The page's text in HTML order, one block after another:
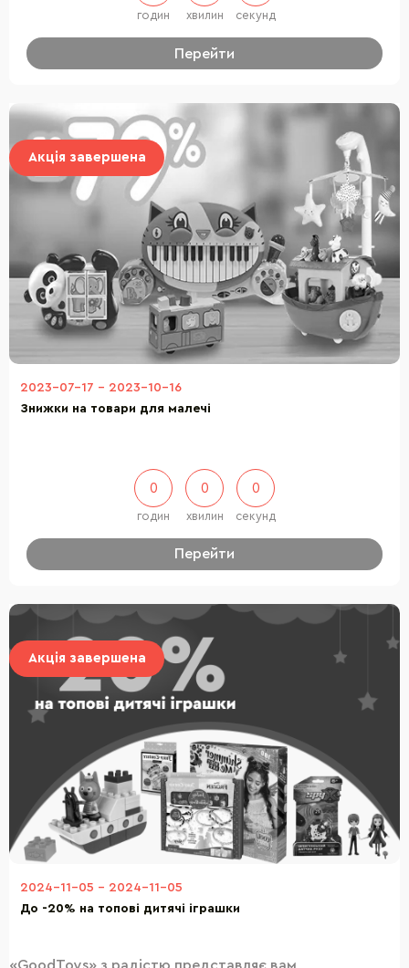
годин хвилин секунд
Перейти
Акція завершена
2023-07-17 - 2023-10-16
Знижки на товари для малечі
0
годин
0
хвилин
0
секунд
Перейти
Акція завершена
2024-11-05 - 2024-11-05
До -20% на топові дитячі іграшки